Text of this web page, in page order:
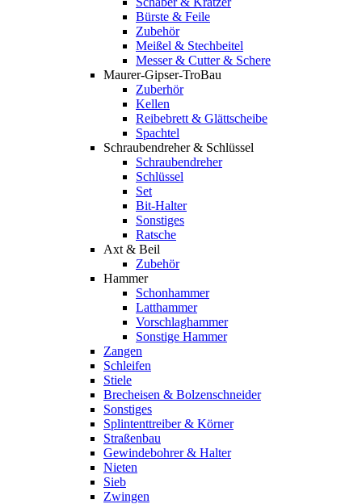
Bürste & Feile
Zubehör
Meißel & Stechbeitel
Messer & Cutter & Schere
Maurer-Gipser-TroBau
Zuberhör
Kellen
Reibebrett & Glättscheibe
Spachtel
Schraubendreher & Schlüssel
Schraubendreher
Schlüssel
Set
Bit-Halter
Sonstiges
Ratsche
Axt & Beil
Zubehör
Hammer
Schonhammer
Latthammer
Vorschlaghammer
Sonstige Hammer
Zangen
Schleifen
Stiele
Brecheisen & Bolzenschneider
Sonstiges
Splintenttreiber & Körner
Straßenbau
Gewindebohrer & Halter
Nieten
Sieb
Zwingen